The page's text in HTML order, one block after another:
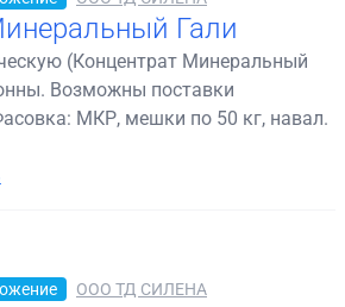
Гали
(Концентрат Минеральный
Возможны поставки
МКР, мешки по 50 кг, навал.
ООО ТД СИЛЕНА